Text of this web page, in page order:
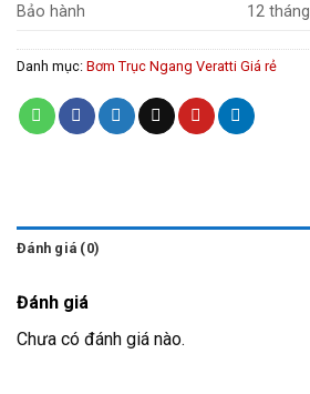
Bảo hành
12 tháng
Danh mục: Bơm Trục Ngang Veratti Giá rẻ
Đánh giá (0)
Đánh giá
Chưa có đánh giá nào.